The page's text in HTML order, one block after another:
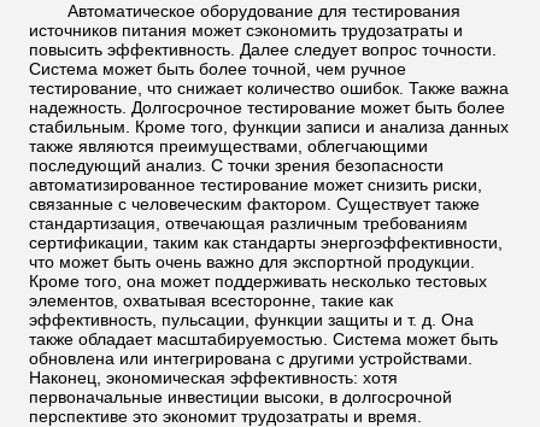
Автоматическое оборудование для тестирования
источников питания может сэкономить трудозатраты и
повысить эффективность. Далее следует вопрос точности.
Система может быть более точной, чем ручное
тестирование, что снижает количество ошибок. Также важна
надежность. Долгосрочное тестирование может быть более
стабильным. Кроме того, функции записи и анализа данных
также являются преимуществами, облегчающими
последующий анализ. С точки зрения безопасности
автоматизированное тестирование может снизить риски,
связанные с человеческим фактором. Существует также
стандартизация, отвечающая различным требованиям
сертификации, таким как стандарты энергоэффективности,
что может быть очень важно для экспортной продукции.
Кроме того, она может поддерживать несколько тестовых
элементов, охватывая всесторонне, такие как
эффективность, пульсации, функции защиты и т. д. Она
также обладает масштабируемостью. Система может быть
обновлена или интегрирована с другими устройствами.
Наконец, экономическая эффективность: хотя
первоначальные инвестиции высоки, в долгосрочной
перспективе это экономит трудозатраты и время.